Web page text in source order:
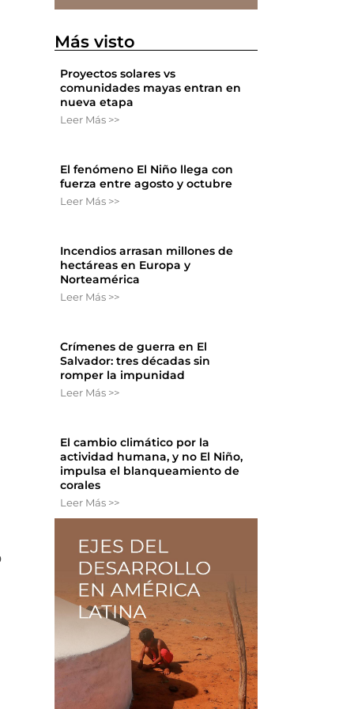
Más visto
Proyectos solares vs
comunidades mayas entran en
nueva etapa
Leer Más >>
El fenómeno El Niño llega con
fuerza entre agosto y octubre
Leer Más >>
Incendios arrasan millones de
hectáreas en Europa y
Norteamérica
Leer Más >>
Crímenes de guerra en El
Salvador: tres décadas sin
romper la impunidad
Leer Más >>
El cambio climático por la
actividad humana, y no El Niño,
impulsa el blanqueamiento de
corales
Leer Más >>